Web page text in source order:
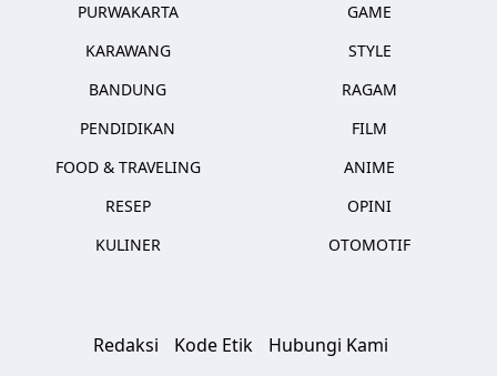
PURWAKARTA
KARAWANG
BANDUNG
PENDIDIKAN
FOOD & TRAVELING
RESEP
KULINER
GAME
STYLE
RAGAM
FILM
ANIME
OPINI
OTOMOTIF
Redaksi Kode Etik
Hubungi Kami